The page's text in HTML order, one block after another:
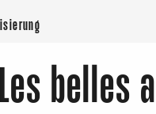
Les belles